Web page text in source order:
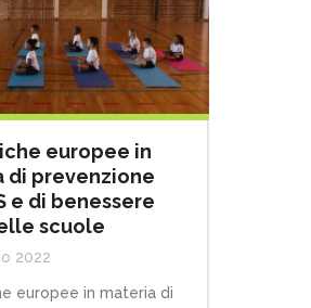
europee in
di prevenzione
e di benessere
scuole
2022
europee in materia di